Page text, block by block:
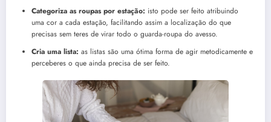
Categoriza as roupas por estação: isto pode ser feito atribuindo
uma cor a cada estação, facilitando assim a localização do que
precisas sem teres de virar todo o guarda-roupa do avesso.
Cria uma lista: as listas são uma ótima forma de agir metodicamente e
perceberes o que ainda precisa de ser feito.